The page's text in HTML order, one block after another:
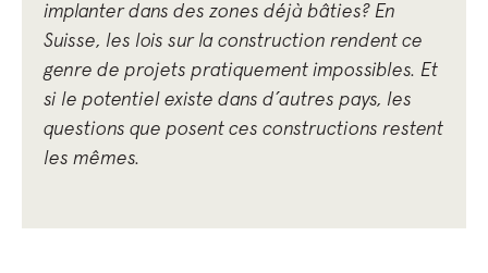
implanter dans des zones déjà bâties? En
Suisse, les lois sur la construction rendent ce
genre de projets pratiquement impossibles. Et
si le potentiel existe dans d’autres pays, les
questions que posent ces constructions restent
les mêmes.